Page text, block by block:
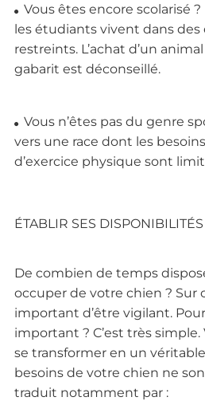
Vous êtes encore scolarisé
les étudiants vivent dans des
restreints. L’achat d’un
gabarit est déconseillé.
Vous n’êtes pas du genre
vers une race dont les
d’exercice physique sont
ÉTABLIR SES DISPONIBILITÉS
De combien de temps
occuper de votre chien ? Sur
important d’être vigilant.
important ? C’est très
se transformer en un
besoins de votre chien ne
traduit notamment par :